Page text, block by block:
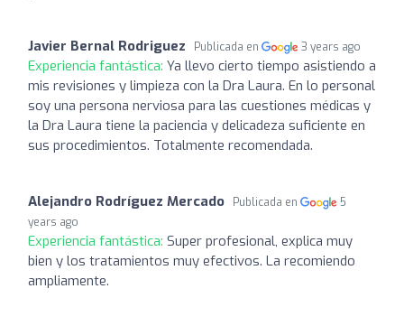
Javier Bernal Rodriguez Publicada en 3 years ago
Experiencia fantástica: Ya llevo cierto tiempo asistiendo a
mis revisiones y limpieza con la Dra Laura. En lo personal
soy una persona nerviosa para las cuestiones médicas y
la Dra Laura tiene la paciencia y delicadeza suficiente en
sus procedimientos. Totalmente recomendada.
Alejandro Rodríguez Mercado Publicada en
5
years ago
Experiencia fantástica: Super profesional, explica muy
bien y los tratamientos muy efectivos. La recomiendo
ampliamente.